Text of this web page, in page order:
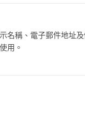
名稱、電子郵件地址
用。